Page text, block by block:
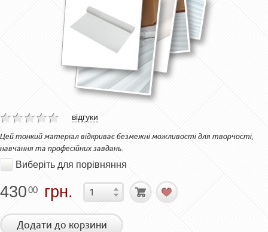
відгуки
Цей тонкий матеріал відкриває безмежні можливості для творчості,
навчання та професійних завдань.
Виберіть для порівняння
43000 грн.
Додати до корзини